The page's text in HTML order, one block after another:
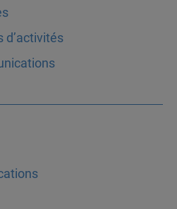
d’activités